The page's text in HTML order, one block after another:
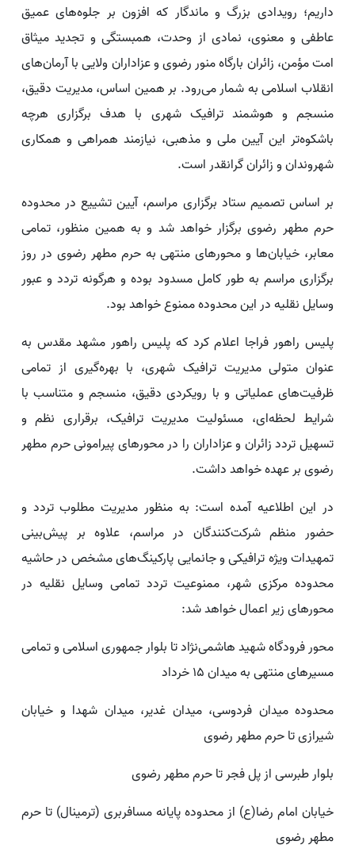
داریم؛ رویدادی بزرگ و ماندگار که افزون بر جلوه‌های عمیق
عاطفی و معنوی، نمادی از وحدت، همبستگی و تجدید میثاق
امت مؤمن، زائران بارگاه منور رضوی و عزاداران ولایی با آرمان‌های
انقلاب اسلامی به شمار می‌رود. بر همین اساس، مدیریت دقیق،
منسجم و هوشمند ترافیک شهری با هدف برگزاری هرچه
باشکوه‌تر این آیین ملی و مذهبی، نیازمند همراهی و همکاری
شهروندان و زائران گرانقدر است.
بر اساس تصمیم ستاد برگزاری مراسم، آیین تشییع در محدوده
حرم مطهر رضوی برگزار خواهد شد و به همین منظور، تمامی
معابر، خیابان‌ها و محورهای منتهی به حرم مطهر رضوی در روز
برگزاری مراسم به طور کامل مسدود بوده و هرگونه تردد و عبور
وسایل نقلیه در این محدوده ممنوع خواهد بود.
پلیس راهور فراجا اعلام کرد که پلیس راهور مشهد مقدس به
عنوان متولی مدیریت ترافیک شهری، با بهره‌گیری از تمامی
ظرفیت‌های عملیاتی و با رویکردی دقیق، منسجم و متناسب با
شرایط لحظه‌ای، مسئولیت مدیریت ترافیک، برقراری نظم و
تسهیل تردد زائران و عزاداران را در محورهای پیرامونی حرم مطهر
رضوی بر عهده خواهد داشت.
در این اطلاعیه آمده است: به منظور مدیریت مطلوب تردد و
حضور منظم شرکت‌کنندگان در مراسم، علاوه بر پیش‌بینی
تمهیدات ویژه ترافیکی و جانمایی پارکینگ‌های مشخص در حاشیه
محدوده مرکزی شهر، ممنوعیت تردد تمامی وسایل نقلیه در
محورهای زیر اعمال خواهد شد:
محور فرودگاه شهید هاشمی‌نژاد تا بلوار جمهوری اسلامی و تمامی
مسیرهای منتهی به میدان ۱۵ خرداد
محدوده میدان فردوسی، میدان غدیر، میدان شهدا و خیابان
شیرازی تا حرم مطهر رضوی
بلوار طبرسی از پل فجر تا حرم مطهر رضوی
خیابان امام رضا(ع) از محدوده پایانه مسافربری (ترمینال) تا حرم
مطهر رضوی